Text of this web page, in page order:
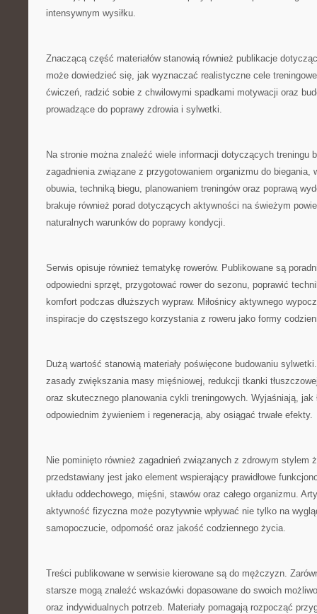
intensywnym wysiłku.
Znaczącą część materiałów stanowią również publikacje
może dowiedzieć się, jak wyznaczać realistyczne cele
ćwiczeń, radzić sobie z chwilowymi spadkami motywacji oraz
prowadzące do poprawy zdrowia i sylwetki.
Na stronie można znaleźć wiele informacji dotyczących treningu
zagadnienia związane z przygotowaniem organizmu do biegania,
obuwia, techniką biegu, planowaniem treningów oraz poprawą
brakuje również porad dotyczących aktywności na świeżym
naturalnych warunków do poprawy kondycji.
Serwis opisuje również tematykę rowerów. Publikowane są
odpowiedni sprzęt, przygotować rower do sezonu, poprawić
komfort podczas dłuższych wypraw. Miłośnicy aktywnego
inspiracje do częstszego korzystania z roweru jako formy
Dużą wartość stanowią materiały poświęcone budowaniu
zasady zwiększania masy mięśniowej, redukcji tkanki
oraz skutecznego planowania cykli treningowych. Wyjaśniają,
odpowiednim żywieniem i regeneracją, aby osiągać trwałe efekty.
Nie pominięto również zagadnień związanych z zdrowym stylem
przedstawiany jest jako element wspierający prawidłowe
układu oddechowego, mięśni, stawów oraz całego organizmu.
aktywność fizyczna może pozytywnie wpływać nie tylko na
samopoczucie, odporność oraz jakość codziennego życia.
Treści publikowane w serwisie kierowane są do mężczyzn.
starsze mogą znaleźć wskazówki dopasowane do swoich
oraz indywidualnych potrzeb. Materiały pomagają rozpocząć